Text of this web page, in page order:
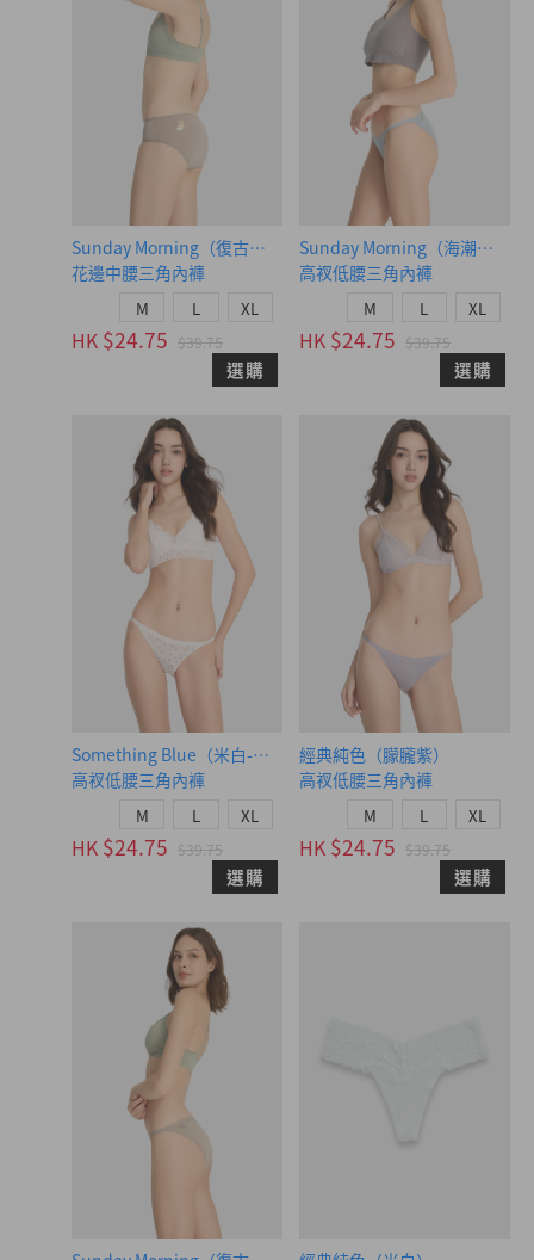
Sunday Morning（復古卡其-狗狗做早餐）
花邊中腰三角內褲
M L XL
HK $24.75 $39.75
選購
Sunday Morning（海潮藍-早
高衩低腰三角內褲
M L XL
HK $24.75 $39.75
選購
Something Blue（米白-幸福藍花）
高衩低腰三角內褲
M L XL
HK $24.75 $39.75
選購
經典純色（朦朧紫）
高衩低腰三角內褲
M L XL
HK $24.75 $39.75
選購